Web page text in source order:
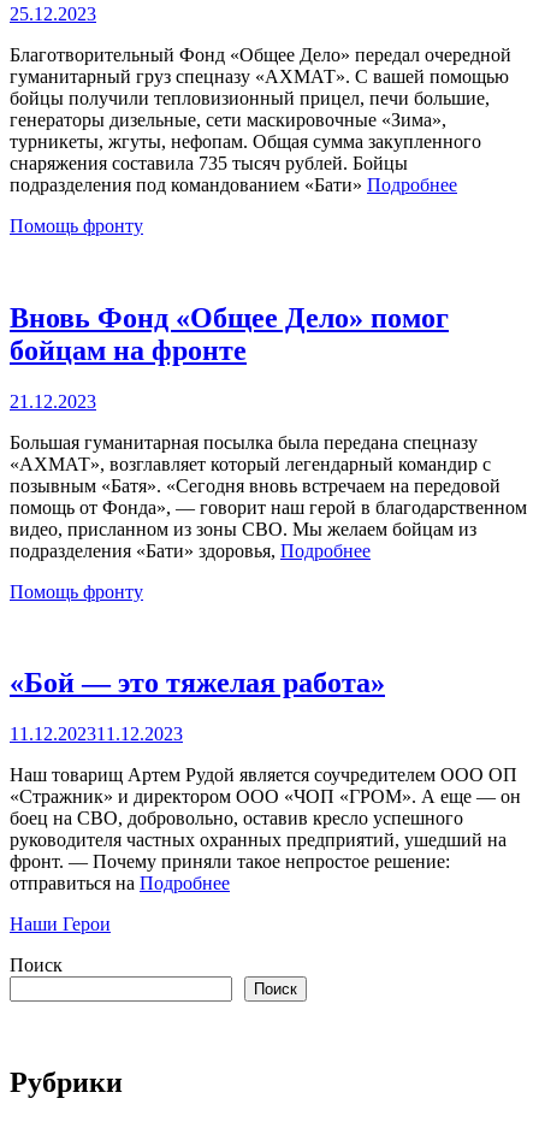
Опубликовано
25.12.2023
Благотворительный Фонд «Общее Дело» передал очередной
гуманитарный груз спецназу «АХМАТ». С вашей помощью
бойцы получили тепловизионный прицел, печи большие,
генераторы дизельные, сети маскировочные «Зима»,
турникеты, жгуты, нефопам. Общая сумма закупленного
снаряжения составила 735 тысяч рублей. Бойцы
подразделения под командованием «Бати» Подробнее
Категории
Помощь фронту
Вновь Фонд «Общее Дело» помог
бойцам на фронте
Опубликовано
21.12.2023
Большая гуманитарная посылка была передана спецназу
«АХМАТ», возглавляет который легендарный командир с
позывным «Батя». «Сегодня вновь встречаем на передовой
помощь от Фонда», — говорит наш герой в благодарственном
видео, присланном из зоны СВО. Мы желаем бойцам из
подразделения «Бати» здоровья, Подробнее
Категории
Помощь фронту
«Бой — это тяжелая работа»
Опубликовано
11.12.202311.12.2023
Наш товарищ Артем Рудой является соучредителем ООО ОП
«Стражник» и директором ООО «ЧОП «ГРОМ». А еще — он
боец на СВО, добровольно, оставив кресло успешного
руководителя частных охранных предприятий, ушедший на
фронт. — Почему приняли такое непростое решение:
отправиться на Подробнее
Категории
Наши Герои
Поиск
Поиск
Рубрики